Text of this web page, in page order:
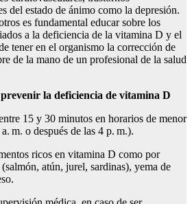
del estado de ánimo como la depresión.
es fundamental educar sobre los
a la deficiencia de la vitamina D y el
tener en el organismo la corrección de
de la mano de un profesional de la salud
la deficiencia de vitamina D
15 y 30 minutos en horarios de menor
m. o después de las 4 p. m.).
ricos en vitamina D como por
atún, jurel, sardinas), yema de